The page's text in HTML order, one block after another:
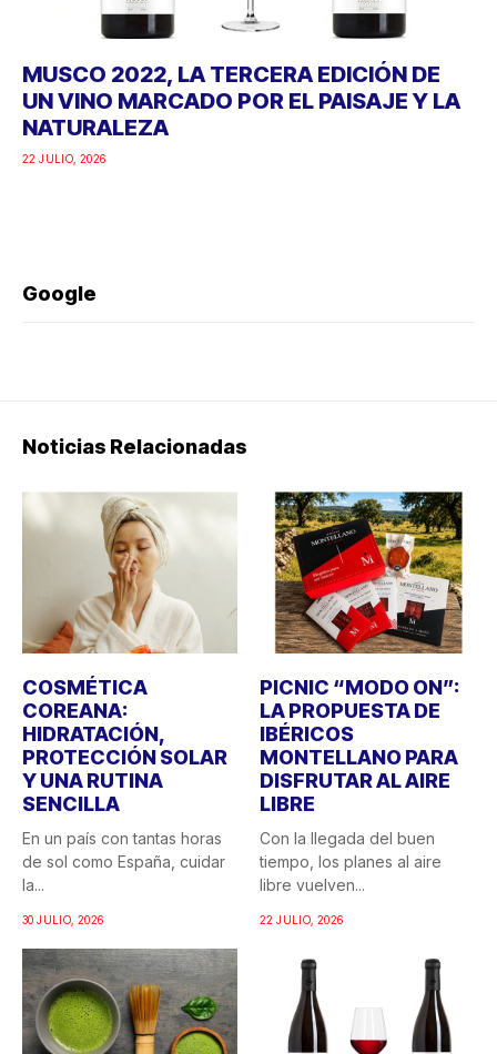
MUSCO 2022, LA TERCERA EDICIÓN DE
UN VINO MARCADO POR EL PAISAJE Y LA
NATURALEZA
22 JULIO, 2026
Google
Noticias Relacionadas
COSMÉTICA
COREANA:
HIDRATACIÓN,
PROTECCIÓN SOLAR
Y UNA RUTINA
SENCILLA
En un país con tantas horas
de sol como España, cuidar
la...
30 JULIO, 2026
PICNIC “MODO ON”:
LA PROPUESTA DE
IBÉRICOS
MONTELLANO PARA
DISFRUTAR AL AIRE
LIBRE
Con la llegada del buen
tiempo, los planes al aire
libre vuelven...
22 JULIO, 2026